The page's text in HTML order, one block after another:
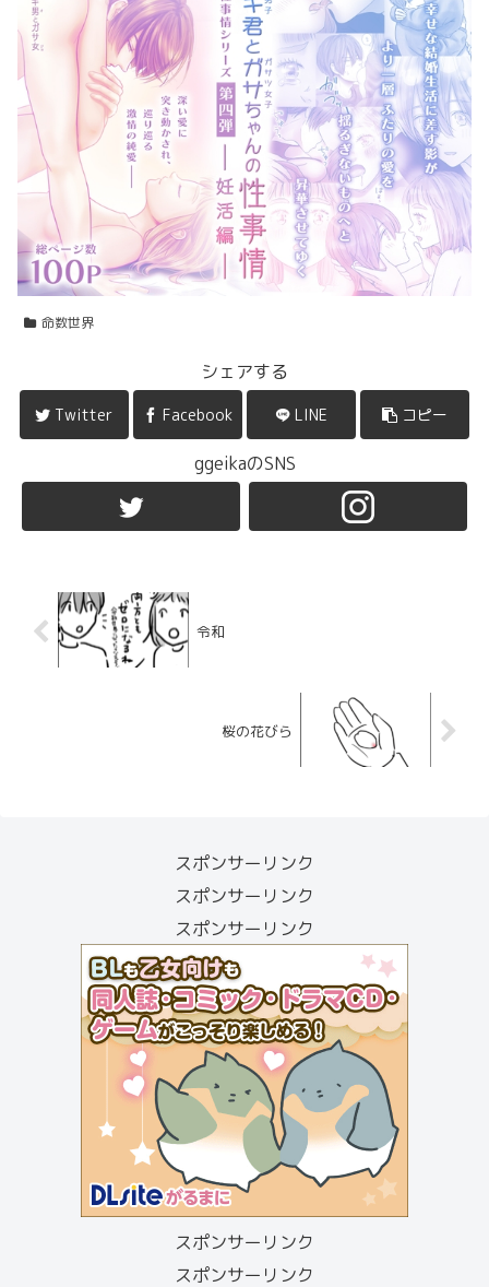
命数世界
シェアする
Twitter Facebook LINE コピー
ggeikaのSNS
令和
桜の花びら
スポンサーリンク
スポンサーリンク
スポンサーリンク
スポンサーリンク
スポンサーリンク